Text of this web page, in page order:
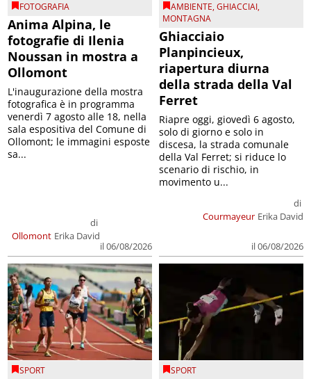
FOTOGRAFIA
Anima Alpina, le
fotografie di Ilenia
Noussan in mostra a
Ollomont
Ollomont
di
Erika David
il 06/08/2026
L'inaugurazione della mostra
fotografica è in programma
venerdì 7 agosto alle 18, nella
sala espositiva del Comune di
Ollomont; le immagini esposte
sa...
AMBIENTE,GHIACCIAI,
MONTAGNA
Ghiacciaio
Planpincieux,
riapertura diurna
della strada della Val
Ferret
Courmayeur
di
Erika David
il 06/08/2026
Riapre oggi, giovedì 6 agosto,
solo di giorno e solo in
discesa, la strada comunale
della Val Ferret; si riduce lo
scenario di rischio, in
movimento u...
SPORT SPORT